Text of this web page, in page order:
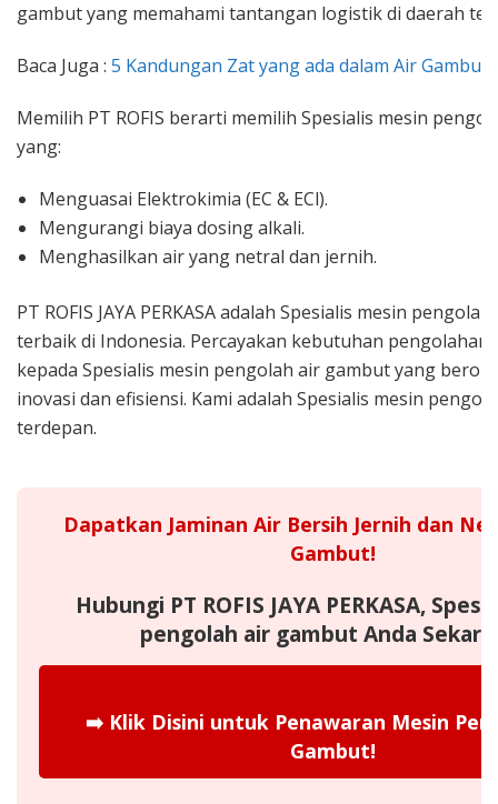
gambut yang memahami tantangan logistik di daerah
Baca Juga : 5 Kandungan Zat yang ada dalam Air Gambut
Memilih PT ROFIS berarti memilih Spesialis mesin
yang:
Menguasai Elektrokimia (EC & ECl).
Mengurangi biaya dosing alkali.
Menghasilkan air yang netral dan jernih.
PT ROFIS JAYA PERKASA adalah Spesialis mesin
terbaik di Indonesia. Percayakan kebutuhan pengolahan
kepada Spesialis mesin pengolah air gambut yang
inovasi dan efisiensi. Kami adalah Spesialis mesin
terdepan.
Dapatkan Jaminan Air Bersih Jernih dan
Gambut!
Hubungi PT ROFIS JAYA PERKASA,
pengolah air gambut Anda
➡️ Klik Disini untuk Penawaran Mesin
Gambut!